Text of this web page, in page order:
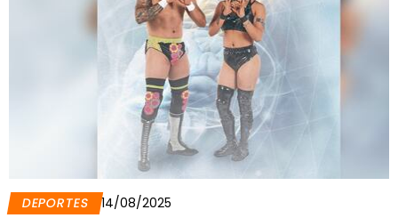
DEPORTES 14/08/2025